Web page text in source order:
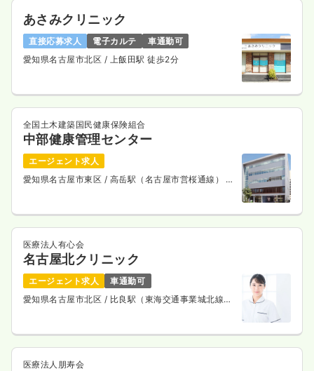
あさみクリニック
直接応募求人 電子カルテ
車通勤可
愛知県名古屋市北区 / 上飯田駅 徒歩2分
全国土木建築国民健康保険組合
中部健康管理センター
エージェント求人
愛知県名古屋市東区 / 高岳駅（名古屋市営桜通線） 徒
医療法人有心会
名古屋北クリニック
エージェント求人
車通勤可
愛知県名古屋市北区 / 比良駅（東海交通事業城北線）
医療法人朋寿会